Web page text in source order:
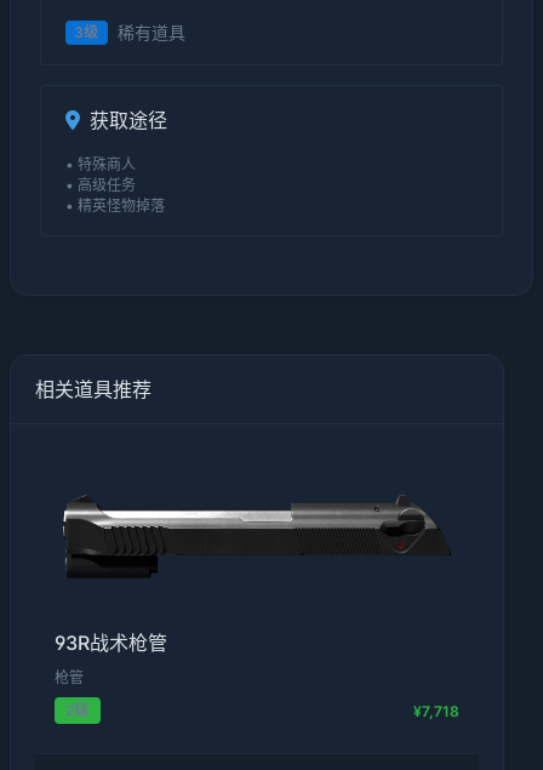
3级 稀有道具
获取途径
• 特殊商人
• 高级任务
• 精英怪物掉落
相关道具推荐
93R战术枪管
枪管
2级
¥7,718